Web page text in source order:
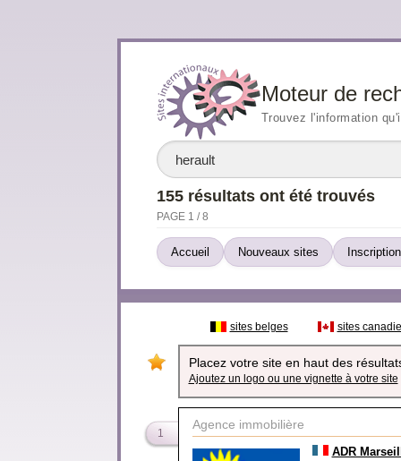
Moteur de
Trouvez l'information
155 résultats ont été trouvés
PAGE 1 / 8
Accueil Nouveaux sites
sites belges sites
Placez votre site en haut des
Ajoutez un logo ou une vignette à votre site
1
Agence immobilière
ADR